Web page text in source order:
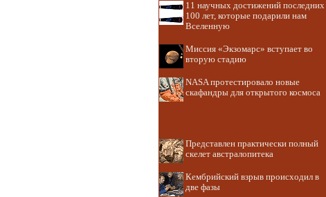
11 научных достижений последних
100 лет, которые подарили нам
Вселенную
Миссия «Экзомарс» вступает во
вторую стадию
NASA протестировало новые
скафандры для открытого космоса
Представлен практически полный
скелет австралопитека
Кембрийский взрыв происходил в
две фазы